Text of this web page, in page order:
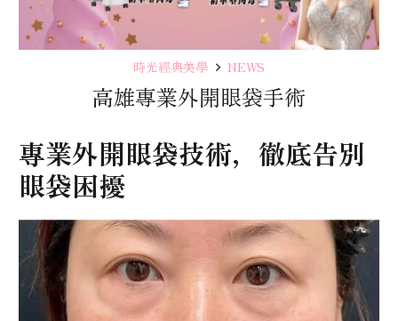
時光經典美學 NEWS
高雄專業外開眼袋手術
專業外開眼袋技術，徹底告別
眼袋困擾